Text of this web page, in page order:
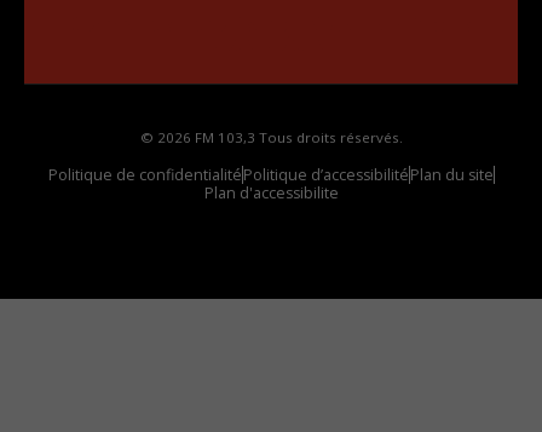
© 2026 FM 103,3 Tous droits réservés.
Politique de confidentialitéPolitique d’accessibilitéPlan du site
Plan d'accessibilite